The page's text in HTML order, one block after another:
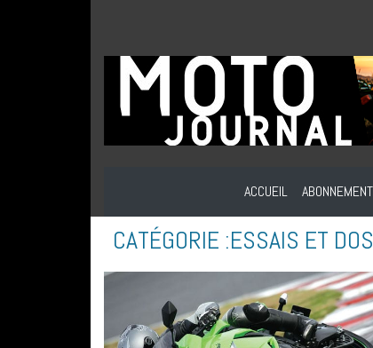
ACCUEIL ABONNEMENT
CATÉGORIE :ESSAIS ET